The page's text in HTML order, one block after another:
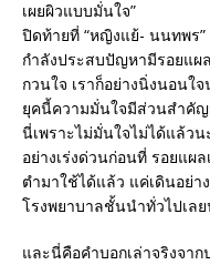
เผยผิวแบบมั่นใจ”
ปิดท้ายที่ “หญิงแย้- นนทพร”
กำลังประสบปัญหามีรอยแผ
กวนใจ เราก็อย่างนิ่งนอนใ
ยุคนี้ความมั่นใจมีส่วนสำคั
นี่เพราะไม่มั่นใจไม่ได้แล้ว
อย่างเร่งด่วนก่อนที่ รอยแผ
ตำมาใช้ได้แล้ว แค่เดินอย่
โรงพยาบาลชั้นนำทั่วไปเล
และนี่คือคำบอกเล่าจริงจา